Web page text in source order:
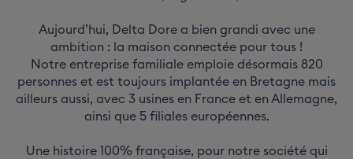
Aujourd’hui, Delta Dore a bien grandi avec une
ambition : la maison connectée pour tous !
Notre entreprise familiale emploie désormais 820
personnes et est toujours implantée en Bretagne mais
ailleurs aussi, avec 3 usines en France et en Allemagne,
ainsi que 5 filiales européennes.
Une histoire 100% française, pour notre société qui